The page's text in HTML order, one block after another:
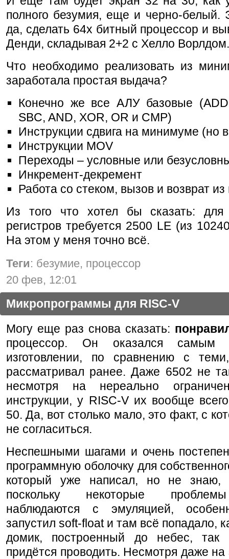
полного безумия, еще и черно-белый.
да, сделать 64х битный процессор и
Денди, складывая 2+2 с Хелло Ворлдом.
Что необходимо реализовать из
заработала простая выдача?
Конечно же все АЛУ базовые
SBC, AND, XOR, OR и CMP)
Инструкции сдвига на минимуме (но
Инструкции MOV
Переходы – условные или
Инкремент-декремент
Работа со стеком, вызов и возврат
Из того что хотел бы сказать:
регистров требуется 2500 LE (из
На этом у меня точно всё.
Теги: безумие, процессор
20 фев, 12:01
Микропрограммы для RISC-V
Могу еще раз снова сказать:
процессор. Он оказался самым
изготовлении, по сравнению с
рассматривал ранее. Даже 6502 не
несмотря на нереально
инструкции, у RISC-V их вообще
50. Да, вот столько мало, это факт, с
не согласиться.
Неспешными шагами и очень
программную оболочку для
который уже написал, но не знаю,
поскольку некоторые
наблюдаются с эмуляцией,
запустил soft-float и там всё попадало,
домик, построенный до небес, так
придётся проводить. Несмотря даже на